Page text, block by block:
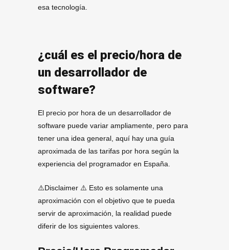
esa tecnología.
¿cuál es el precio/hora de
un desarrollador de
software?
El precio por hora de un desarrollador de
software puede variar ampliamente, pero para
tener una idea general, aquí hay una guía
aproximada de las tarifas por hora según la
experiencia del programador en España.
⚠️Disclaimer ⚠️ Esto es solamente una
aproximación con el objetivo que te pueda
servir de aproximación, la realidad puede
diferir de los siguientes valores.